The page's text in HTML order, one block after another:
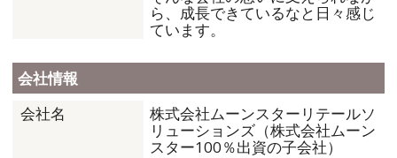
ら、成長できているなと日々感じ
ています。
会社情報
会社名
株式会社ムーンスターリテールソ
リューションズ（株式会社ムーン
スター100％出資の子会社）